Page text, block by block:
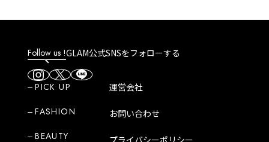
Follow us !GLAM公式SNSをフォローする
PICK UP
FASHION
BEAUTY
運営会社
お問い合わせ